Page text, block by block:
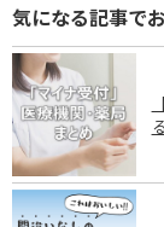
気になる記事で